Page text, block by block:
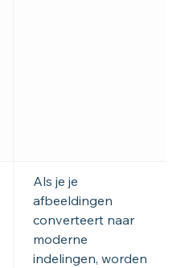
Als je je
afbeeldingen
converteert naar
moderne
indelingen, worden